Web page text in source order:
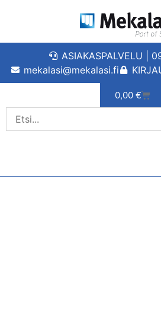
ASIAKASPALVELU |
mekalasi@mekalasi.fi
0,00 €